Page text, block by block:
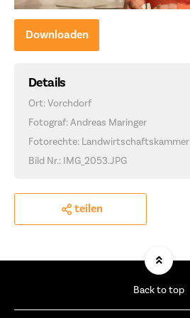
Downloaden
Details
Ort: Vorchdorf
Fotograf: Andreas Maringer
Fotorechte: Landwirtschaftskammer
Bild Nr.: IMG_2053.JPG
teilen
Back to top